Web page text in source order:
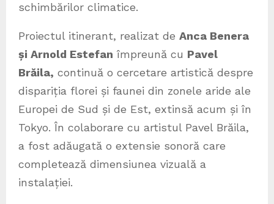
schimbărilor climatice.
Proiectul itinerant, realizat de Anca Benera
și Arnold Estefan împreună cu Pavel
Brăila, continuă o cercetare artistică despre
dispariția florei și faunei din zonele aride ale
Europei de Sud și de Est, extinsă acum și în
Tokyo. În colaborare cu artistul Pavel Brăila,
a fost adăugată o extensie sonoră care
completează dimensiunea vizuală a
instalației.